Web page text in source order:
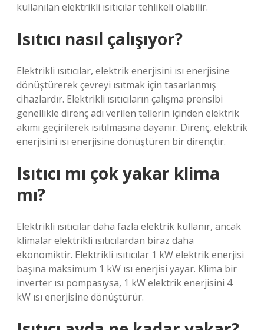
kullanılan elektrikli ısıtıcılar tehlikeli olabilir.
Isıtıcı nasıl çalışıyor?
Elektrikli ısıtıcılar, elektrik enerjisini ısı enerjisine
dönüştürerek çevreyi ısıtmak için tasarlanmış
cihazlardır. Elektrikli ısıtıcıların çalışma prensibi
genellikle direnç adı verilen tellerin içinden elektrik
akımı geçirilerek ısıtılmasına dayanır. Direnç, elektrik
enerjisini ısı enerjisine dönüştüren bir dirençtir.
Isıtıcı mı çok yakar klima
mı?
Elektrikli ısıtıcılar daha fazla elektrik kullanır, ancak
klimalar elektrikli ısıtıcılardan biraz daha
ekonomiktir. Elektrikli ısıtıcılar 1 kW elektrik enerjisi
başına maksimum 1 kW ısı enerjisi yayar. Klima bir
inverter ısı pompasıysa, 1 kW elektrik enerjisini 4
kW ısı enerjisine dönüştürür.